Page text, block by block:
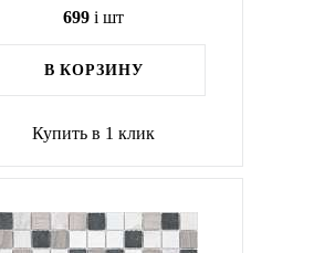
699 i шт
В КОРЗИНУ
Купить в 1 клик